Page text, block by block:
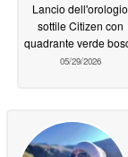
Lancio dell'orologio
sottile Citizen con
quadrante verde
05/29/2026